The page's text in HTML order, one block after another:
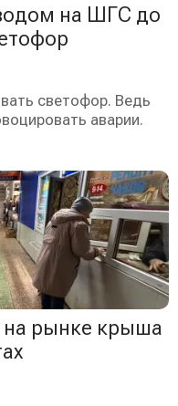
на ШГС до
светофор. Ведь
аварии.
на рынке крыша